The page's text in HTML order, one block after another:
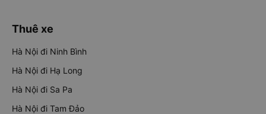
Thuê xe
Hà Nội đi Ninh Bình
Hà Nội đi Hạ Long
Hà Nội đi Sa Pa
Hà Nội đi Tam Đảo